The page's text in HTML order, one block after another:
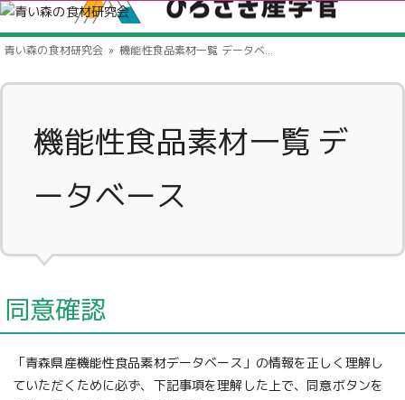
青い森の食材研究会 機能性食品素材一覧 データベース
機能性食品素材一覧 デ
ータベース
同意確認
「青森県産機能性食品素材データベース」の情報を正しく理解し
ていただくために必ず、下記事項を理解した上で、同意ボタンを